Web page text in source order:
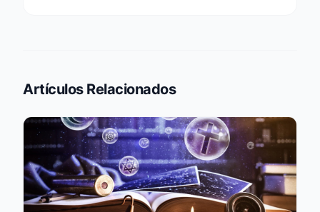
Artículos Relacionados